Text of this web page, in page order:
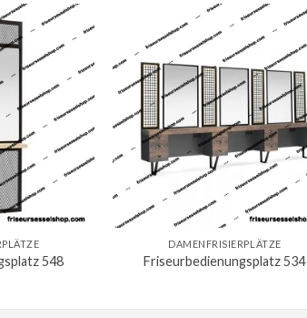
548
DAMENFRISIERPLÄTZE
Friseurbedienungsplatz 534